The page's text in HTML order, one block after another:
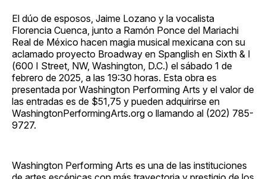
El dúo de esposos, Jaime Lozano y la vocalista
Florencia Cuenca, junto a Ramón Ponce del Mariachi
Real de México hacen magia musical mexicana con su
aclamado proyecto Broadway en Spanglish en Sixth & I
(600 I Street, NW, Washington, D.C.) el sábado 1 de
febrero de 2025, a las 19:30 horas. Esta obra es
presentada por Washington Performing Arts y el valor de
las entradas es de $51,75 y pueden adquirirse en
WashingtonPerformingArts.org o llamando al (202) 785-
9727.
Washington Performing Arts es una de las instituciones